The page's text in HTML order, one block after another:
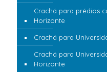
Crachá para prédios
Horizonte
Crachá para
Crachá para
Horizonte